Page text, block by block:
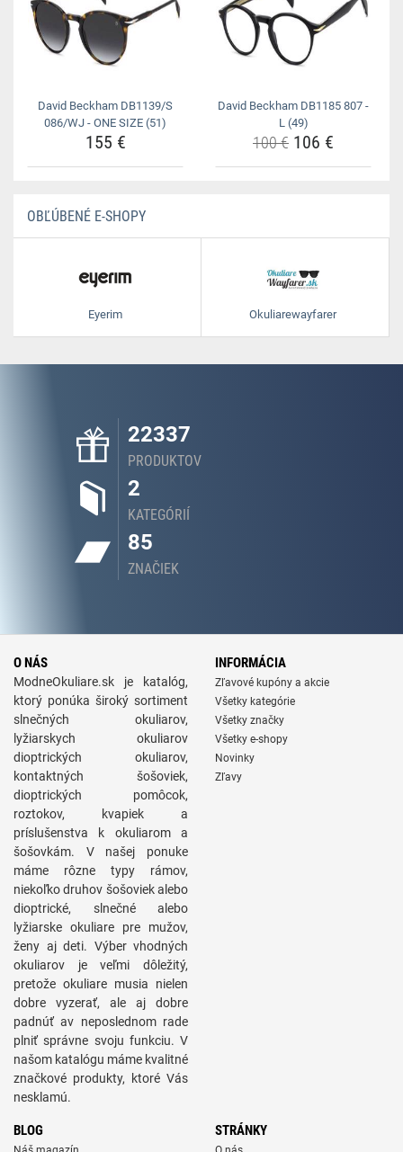
David Beckham DB1139/S
086/WJ - ONE SIZE (51)
155 €
David Beckham DB1185 807 -
L (49)
100 € 106 €
OBĽÚBENÉ E-SHOPY
Eyerim Okuliarewayfarer
22337
PRODUKTOV
2
KATEGÓRIÍ
85
ZNAČIEK
O NÁS
ModneOkuliare.sk je katalóg,
ktorý ponúka široký sortiment
slnečných okuliarov,
lyžiarskych okuliarov
dioptrických okuliarov,
kontaktných šošoviek,
dioptrických pomôcok,
roztokov, kvapiek a
príslušenstva k okuliarom a
šošovkám. V našej ponuke
máme rôzne typy rámov,
niekoľko druhov šošoviek alebo
dioptrické, slnečné alebo
lyžiarske okuliare pre mužov,
ženy aj deti. Výber vhodných
okuliarov je veľmi dôležitý,
pretože okuliare musia nielen
dobre vyzerať, ale aj dobre
padnúť av neposlednom rade
plniť správne svoju funkciu. V
našom katalógu máme kvalitné
značkové produkty, ktoré Vás
nesklamú.
INFORMÁCIA
Zľavové kupóny a akcie
Všetky kategórie
Všetky značky
Všetky e-shopy
Novinky
Zľavy
BLOG STRÁNKY